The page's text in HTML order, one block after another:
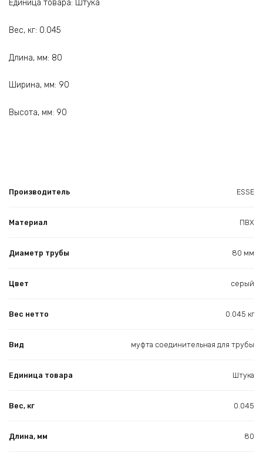
Единица товара: Штука
Вес, кг: 0.045
Длина, мм: 80
Ширина, мм: 90
Высота, мм: 90
Производитель ESSE
Материал ПВХ
Диаметр трубы 80 мм
Цвет серый
Вес нетто 0.045 кг
Вид муфта соединительная для трубы
Единица товара Штука
Вес, кг 0.045
Длина, мм 80